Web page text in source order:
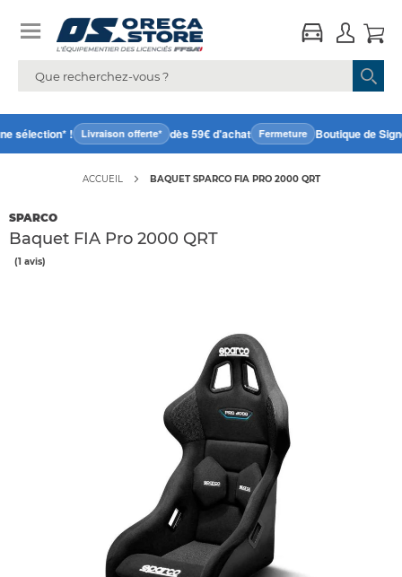
sélection* ! Livraison offerte* dès 59€ d'achat Fermeture Boutique de
ACCUEIL BAQUET SPARCO FIA PRO 2000 QRT
SPARCO
Baquet FIA Pro 2000 QRT
(1 avis)